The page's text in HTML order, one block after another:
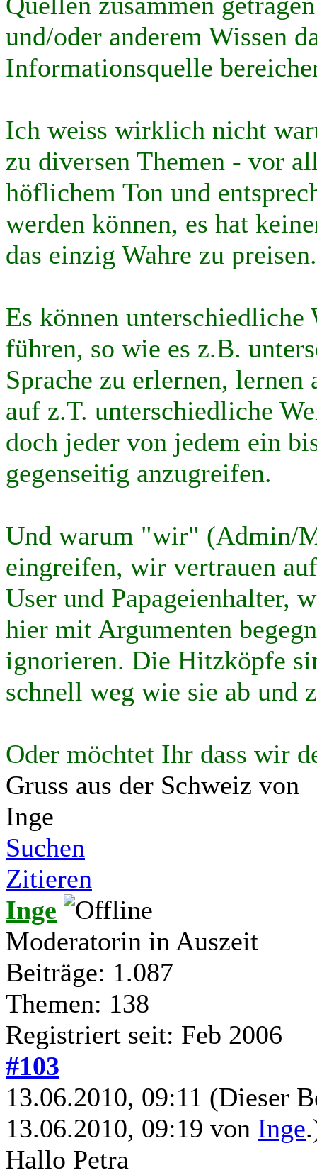
und/oder anderem Wissen
Informationsquelle
Ich weiss wirklich nicht
zu diversen Themen - vor
höflichem Ton und
werden können, es hat
das einzig Wahre zu preisen.
Es können unterschiedliche
führen, so wie es z.B.
Sprache zu erlernen,
auf z.T. unterschiedliche
doch jeder von jedem ein
gegenseitig anzugreifen.
Und warum "wir" (Admin/
eingreifen, wir vertrauen
User und Papageienhalter,
hier mit Argumenten
ignorieren. Die Hitzköpfe
schnell weg wie sie ab und
Oder möchtet Ihr dass wir
Gruss aus der Schweiz von
Inge
Suchen
Zitieren
Inge
Moderatorin in Auszeit
Beiträge: 1.087
Themen: 138
Registriert seit: Feb 2006
#103
13.06.2010, 09:11 (Dieser
13.06.2010, 09:19 von Inge
Hallo Petra